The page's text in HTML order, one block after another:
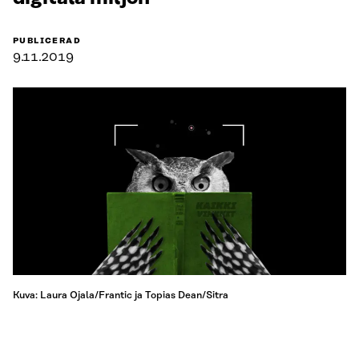
PUBLICERAD
9.11.2019
Kuva: Laura Ojala/Frantic ja Topias Dean/Sitra